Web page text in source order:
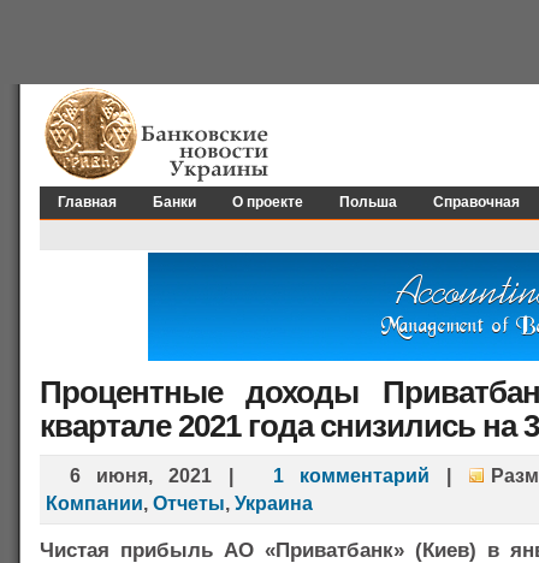
Главная Банки О проекте Польша Справочная
Процентные доходы
квартале 2021 года снизились на
6 июня, 2021 1 комментарий
Компании, Отчеты, Украина
Чистая прибыль АО «Приватбанк» (Киев) в